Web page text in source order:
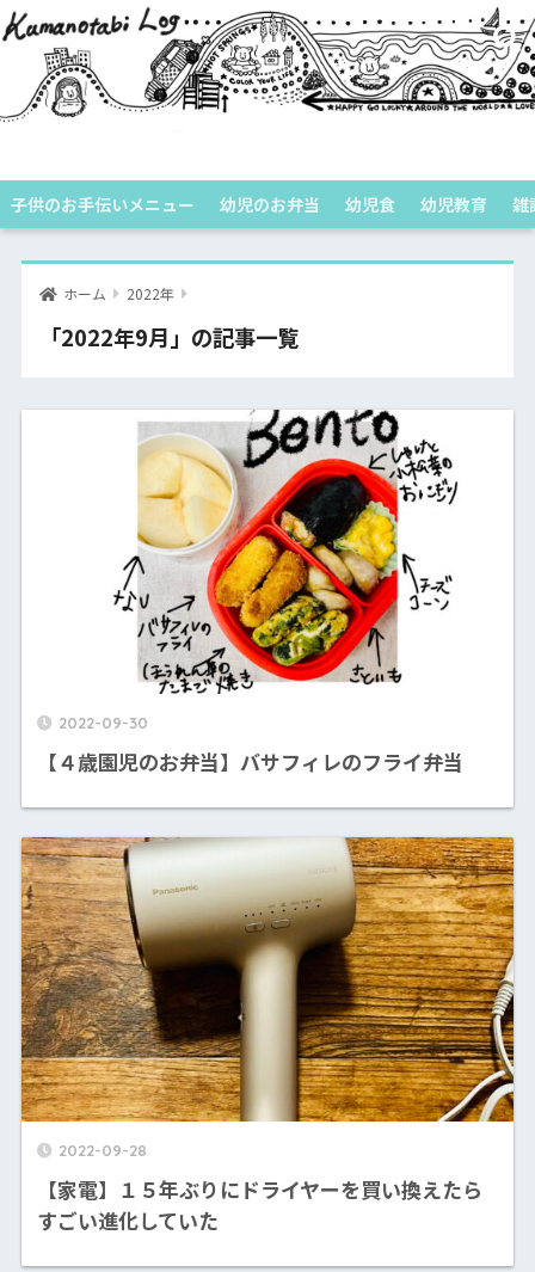
子供のお手伝いメニュー 幼児のお弁当 幼児食 幼児教育 雑
ホーム 2022年
「2022年9月」の記事一覧
2022-09-30
【４歳園児のお弁当】バサフィレのフライ弁当
2022-09-28
【家電】１５年ぶりにドライヤーを買い換えたら
すごい進化していた